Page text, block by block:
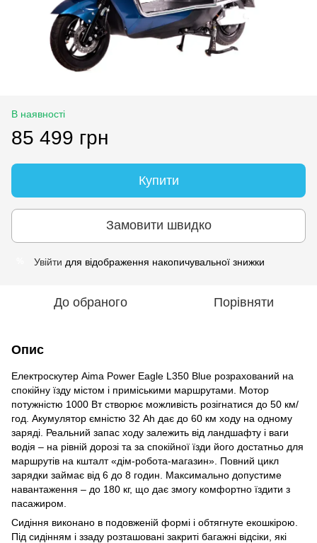
В наявності
85 499 грн
Купити
Замовити швидко
Увійти для відображення накопичувальної знижки
До обраного Порівняти
Опис
Електроскутер Aima Power Eagle L350 Blue розрахований на
спокійну їзду містом і приміськими маршрутами. Мотор
потужністю 1000 Вт створює можливість розігнатися до 50 км/
год. Акумулятор ємністю 32 Ah дає до 60 км ходу на одному
заряді. Реальний запас ходу залежить від ландшафту і ваги
водія – на рівній дорозі та за спокійної їзди його достатньо для
маршрутів на кшталт «дім-робота-магазин». Повний цикл
зарядки займає від 6 до 8 годин. Максимально допустиме
навантаження – до 180 кг, що дає змогу комфортно їздити з
пасажиром.
Сидіння виконано в подовженій формі і обтягнуте екошкірою.
Під сидінням і ззаду розташовані закриті багажні відсіки, які